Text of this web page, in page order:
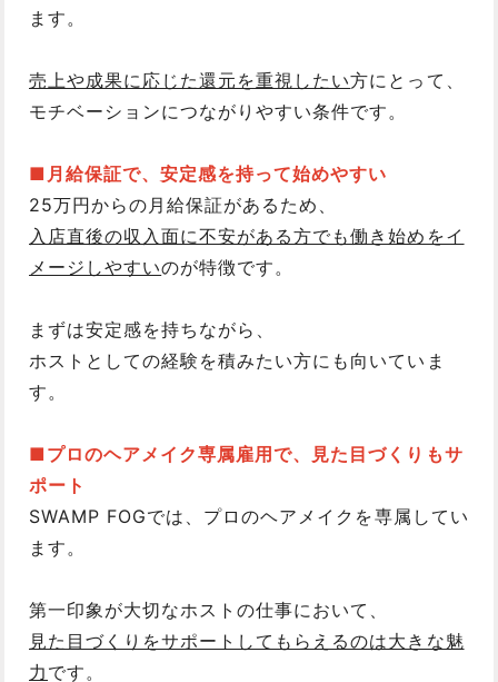
ます。
売上や成果に応じた還元を重視したい方にとって、
モチベーションにつながりやすい条件です。
■月給保証で、安定感を持って始めやすい
25万円からの月給保証があるため、
入店直後の収入面に不安がある方でも働き始めをイ
メージしやすいのが特徴です。
まずは安定感を持ちながら、
ホストとしての経験を積みたい方にも向いていま
す。
■プロのヘアメイク専属雇用で、見た目づくりもサ
ポート
SWAMP FOGでは、プロのヘアメイクを専属してい
ます。
第一印象が大切なホストの仕事において、
見た目づくりをサポートしてもらえるのは大きな魅
力 です。